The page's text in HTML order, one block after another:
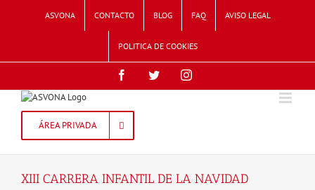
ASVONA CONTACTO BLOG FAQ AVISO LEGAL
POLITICA DE COOKIES
FacebookTwitterInstagram
ÁREA PRIVADA
XIII CARRERA INFANTIL DE LA NAVIDAD